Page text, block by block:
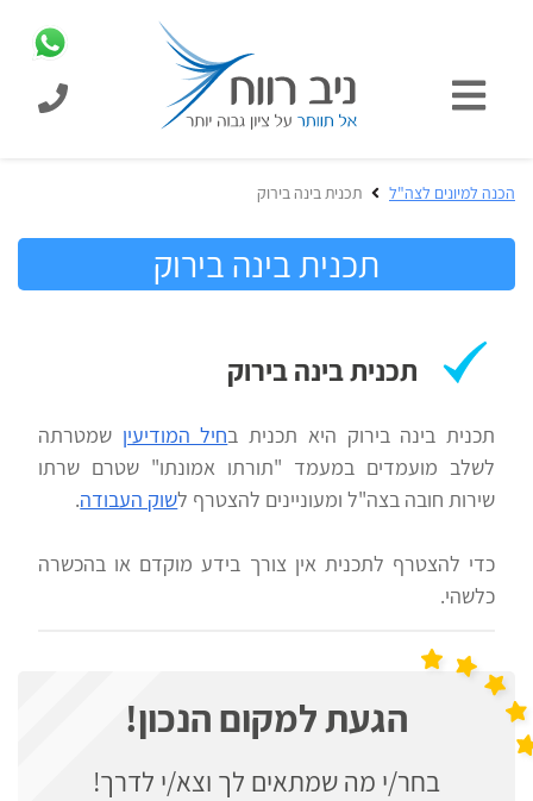
כניסת
תלמידים
למיונים
הכנה
ראשון
הכנה
המאה
לשחקים
המוצרים
מבית
רווח
בחינות
קבלה
לאקדמיה
הכנה
לצה"ל
ספר
ביניים
הכנה למיונים לצה"ל‎ תכנית בינה בירוק
תכנית בינה בירוק
תכנית בינה בירוק
תכנית בינה בירוק היא תכנית בחיל המודיעין שמטרתה
לשלב מועמדים במעמד "תורתו אמונתו" שטרם שרתו
שירות חובה בצה"ל ומעוניינים להצטרף לשוק העבודה.
כדי להצטרף לתכנית אין צורך בידע מוקדם או בהכשרה
כלשהי.
הגעת למקום הנכון!
בחר/י מה שמתאים לך וצא/י לדרך!